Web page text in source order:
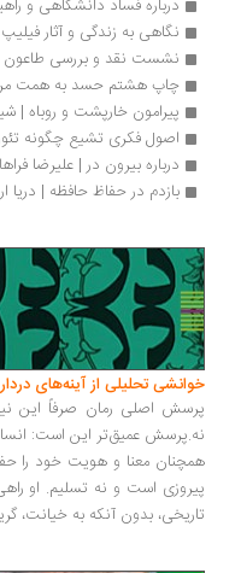
درباره فساد دانشگاهی و
نگاهی به زندگی و آثار فیلیپ راث |
نشست نقد و بررسی طاعون و افول
چاپ هشتم حسد به همت مرحوم
پیرامون خارپشت و روباه | شیما
اصول فکری تشیع چگونه تئوریزه
درباره بیرون در | علیرضا فراهانی
بازدم در حفاظ حافظه | دریا ارجمند
تحلیلی از آینه‌های دردار |
اصلی رمان صرفاً این نیست که
عمیق‌تر این است: انسان پس
معنا و هویت خود را حفظ
است و نه تسلیم. او راهی
بدون آنکه به خیانت، گریز از